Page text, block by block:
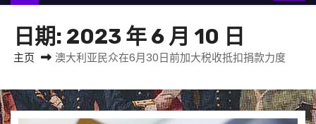
日期: 2023 年 6 月 10 日
主页 澳大利亚民众在6月30日前加大税收抵扣捐款力度